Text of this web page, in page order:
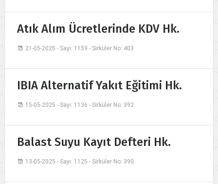
Atık Alım Ücretlerinde KDV Hk.
21-05-2025 - Sayı: 1159 - Sirküler No: 403
IBIA Alternatif Yakıt Eğitimi Hk.
15-05-2025 - Sayı: 1136 - Sirküler No: 392
Balast Suyu Kayıt Defteri Hk.
13-05-2025 - Sayı: 1125 - Sirküler No: 390